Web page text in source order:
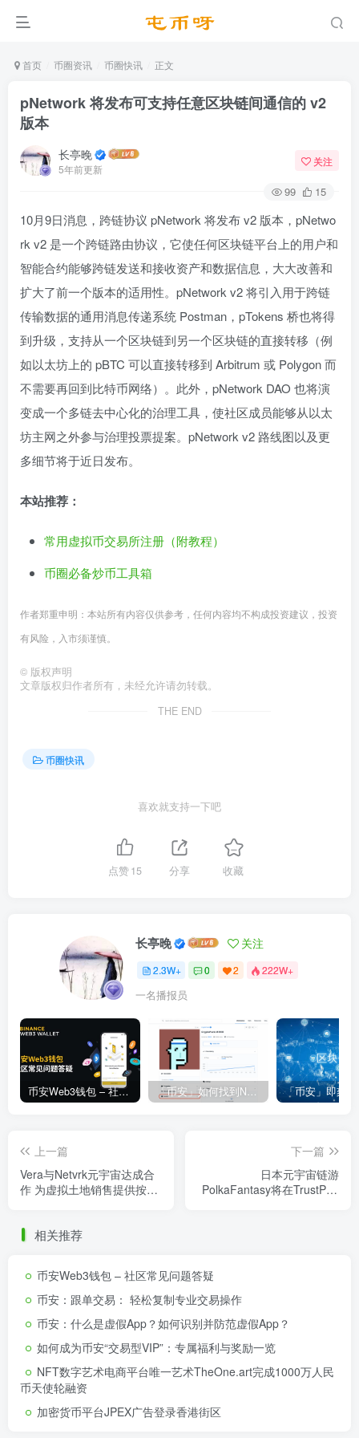
首页 币圈资讯 币圈快讯 正文
pNetwork 将发布可支持任意区块链间通信的 v2
版本
长亭晚
5年前更新
关注
99 15
10月9日消息，跨链协议 pNetwork 将发布 v2 版本，pNetwo
rk v2 是一个跨链路由协议，它使任何区块链平台上的用户和
智能合约能够跨链发送和接收资产和数据信息，大大改善和
扩大了前一个版本的适用性。pNetwork v2 将引入用于跨链
传输数据的通用消息传递系统 Postman，pTokens 桥也将得
到升级，支持从一个区块链到另一个区块链的直接转移（例
如以太坊上的 pBTC 可以直接转移到 Arbitrum 或 Polygon 而
不需要再回到比特币网络）。此外，pNetwork DAO 也将演
变成一个多链去中心化的治理工具，使社区成员能够从以太
坊主网之外参与治理投票提案。pNetwork v2 路线图以及更
多细节将于近日发布。
本站推荐：
常用虚拟币交易所注册（附教程）
币圈必备炒币工具箱
作者郑重申明：本站所有内容仅供参考，任何内容均不构成投资建议，投资
有风险，入市须谨慎。
© 版权声明
文章版权归作者所有，未经允许请勿转载。
THE END
币圈快讯
喜欢就支持一下吧
点赞15 分享 收藏
长亭晚 关注
2.3W+ 0 2 222W+
一名播报员
币安Web3钱包 – 社区常见问题答疑 「币安」如何找到NFT合约地址？
上一篇
Vera与Netvrk元宇宙达成合
作 为虚拟土地销售提供按揭
下一篇
日本元宇宙链游
PolkaFantasy将在TrustPad
相关推荐
币安Web3钱包 – 社区常见问题答疑
币安：跟单交易： 轻松复制专业交易操作
币安：什么是虚假App？如何识别并防范虚假App？
如何成为币安“交易型VIP”：专属福利与奖励一览
NFT数字艺术电商平台唯一艺术TheOne.art完成1000万人民
币天使轮融资
加密货币平台JPEX广告登录香港街区